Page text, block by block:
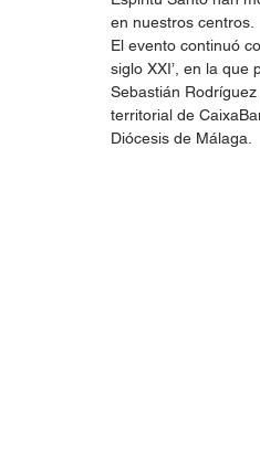
en nuestros centros.
El evento continuó
siglo XXI’, en la que
Sebastián
territorial de
Diócesis de Málaga.